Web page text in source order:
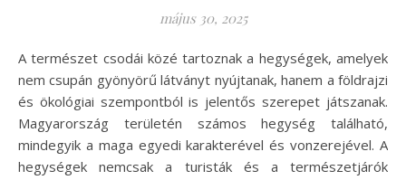
május 30, 2025
A természet csodái közé tartoznak a hegységek, amelyek
nem csupán gyönyörű látványt nyújtanak, hanem a földrajzi
és ökológiai szempontból is jelentős szerepet játszanak.
Magyarország területén számos hegység található,
mindegyik a maga egyedi karakterével és vonzerejével. A
hegységek nemcsak a turisták és a természetjárók